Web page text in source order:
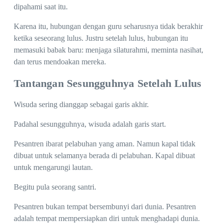
dipahami saat itu.
Karena itu, hubungan dengan guru seharusnya tidak berakhir
ketika seseorang lulus. Justru setelah lulus, hubungan itu
memasuki babak baru: menjaga silaturahmi, meminta nasihat,
dan terus mendoakan mereka.
Tantangan Sesungguhnya Setelah Lulus
Wisuda sering dianggap sebagai garis akhir.
Padahal sesungguhnya, wisuda adalah garis start.
Pesantren ibarat pelabuhan yang aman. Namun kapal tidak
dibuat untuk selamanya berada di pelabuhan. Kapal dibuat
untuk mengarungi lautan.
Begitu pula seorang santri.
Pesantren bukan tempat bersembunyi dari dunia. Pesantren
adalah tempat mempersiapkan diri untuk menghadapi dunia.